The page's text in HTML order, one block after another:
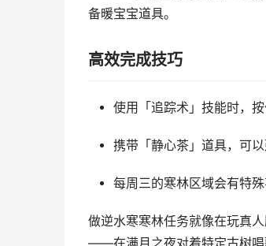
备暖宝宝道具。
高效完成技巧
使用「追踪术」技能时，
携带「静心茶」道具，可
每周三的寒林区域会有特
做逆水寒寒林任务就像在玩真